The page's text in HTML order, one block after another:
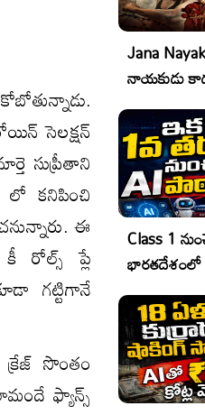
సెలక్షన్
సుప్రీతాని
కనిపించి
ఈ
రోల్స్ ప్లే
గట్టిగానే
సొంతం
ఫ్యాన్స్
Jana
నాయకుడు
రేటింగ్!
Class 1
భారతదేశంలో